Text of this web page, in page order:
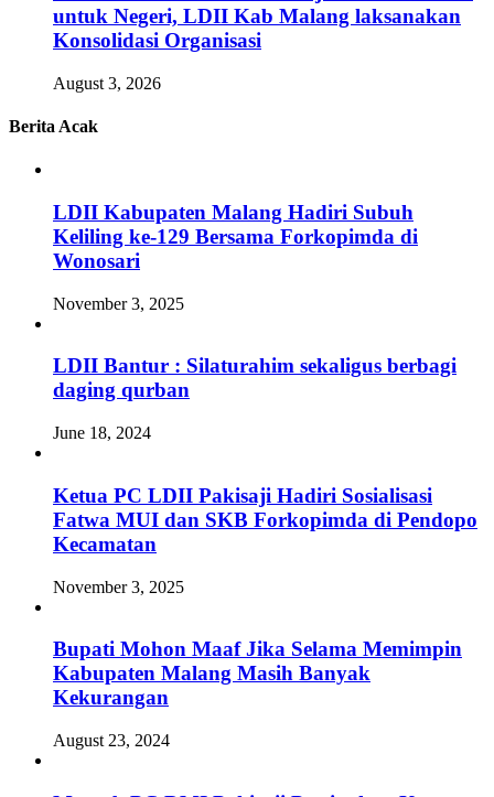
untuk Negeri, LDII Kab Malang laksanakan
Konsolidasi Organisasi
August 3, 2026
Berita Acak
LDII Kabupaten Malang Hadiri Subuh
Keliling ke-129 Bersama Forkopimda di
Wonosari
November 3, 2025
LDII Bantur : Silaturahim sekaligus berbagi
daging qurban
June 18, 2024
Ketua PC LDII Pakisaji Hadiri Sosialisasi
Fatwa MUI dan SKB Forkopimda di Pendopo
Kecamatan
November 3, 2025
Bupati Mohon Maaf Jika Selama Memimpin
Kabupaten Malang Masih Banyak
Kekurangan
August 23, 2024